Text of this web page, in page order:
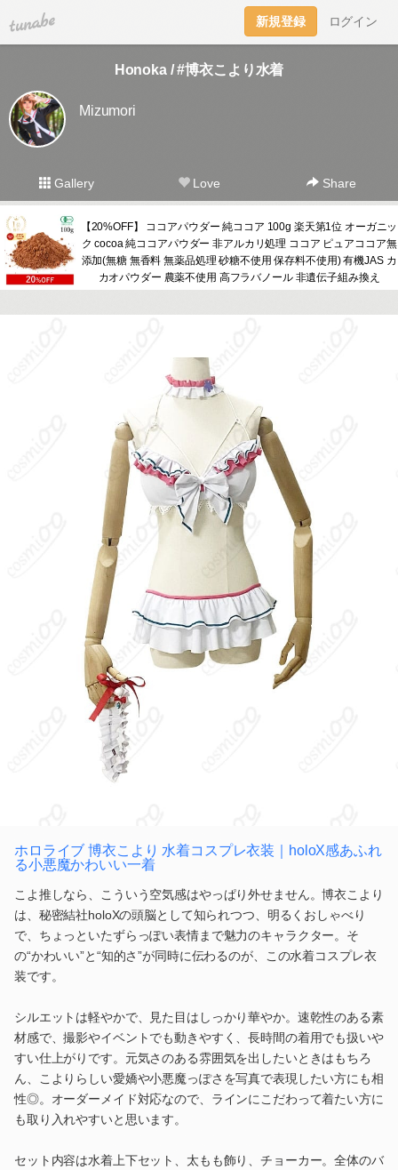
tuna.be 新規登録 ログイン
Honoka / #博衣こより水着
Mizumori
Gallery Love Share
【20%OFF】 ココアパウダー 純ココア 100g 楽天第1位 オーガニッ
ク cocoa 純ココアパウダー 非アルカリ処理 ココア ピュアココア無
添加(無糖 無香料 無薬品処理 砂糖不使用 保存料不使用) 有機JAS カ
カオパウダー 農薬不使用 高フラバノール 非遺伝子組み換え
ホロライブ 博衣こより 水着コスプレ衣装｜holoX感あふれ
る小悪魔かわいい一着
こよ推しなら、こういう空気感はやっぱり外せません。博衣こより
は、秘密結社holoXの頭脳として知られつつ、明るくおしゃべり
で、ちょっといたずらっぽい表情まで魅力のキャラクター。そ
の“かわいい”と“知的さ”が同時に伝わるのが、この水着コスプレ衣
装です。
シルエットは軽やかで、見た目はしっかり華やか。速乾性のある素
材感で、撮影やイベントでも動きやすく、長時間の着用でも扱いや
すい仕上がりです。元気さのある雰囲気を出したいときはもちろ
ん、こよりらしい愛嬌や小悪魔っぽさを写真で表現したい方にも相
性◎。オーダーメイド対応なので、ラインにこだわって着たい方に
も取り入れやすいと思います。
セット内容は水着上下セット、太もも飾り、チョーカー。全体のバ